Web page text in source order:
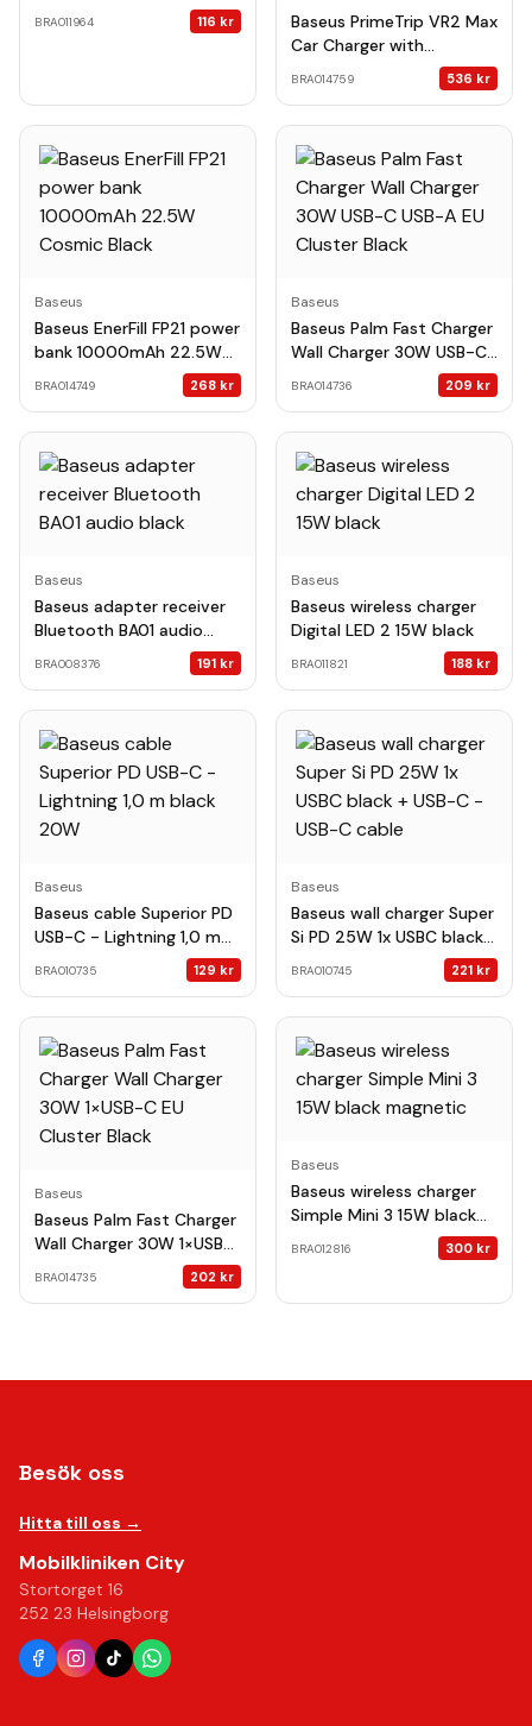
BRA011964 116 kr
Baseus PrimeTrip VR2 Max
Car Charger with
Retractable Cable 3C+U
100W Cosmic Black
BRA014759 536 kr
Baseus
Baseus EnerFill FP21 power
bank 10000mAh 22.5W
BRA014749 268 kr
Baseus
Baseus Palm Fast Charger
Wall Charger 30W USB-C
USB-A EU Cluster Black
BRA014736 209 kr
Baseus
Baseus adapter receiver
Bluetooth BA01 audio
BRA008376 191 kr
Baseus
Baseus wireless charger
Digital LED 2 15W black
BRA011821 188 kr
Baseus
Baseus cable Superior PD
USB-C - Lightning 1,0 m
BRA010735 129 kr
Baseus
Baseus wall charger Super
Si PD 25W 1x USBC black +
USB-C - USB-C cable
BRA010745 221 kr
Baseus
Baseus Palm Fast Charger
Wall Charger 30W 1×USB-
BRA014735 202 kr
Baseus
Baseus wireless charger
Simple Mini 3 15W black
BRA012816 300 kr
Besök oss
Hitta till oss →
Mobilkliniken City
Stortorget 16
252 23 Helsingborg